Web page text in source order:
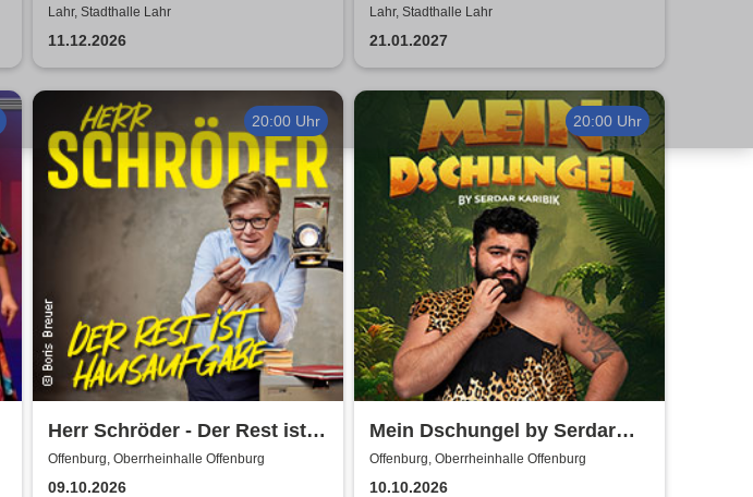
Adventskonzerte 2026 - Solo
Lahr, Stadthalle Lahr
11.12.2026
Theater Liberi
Lahr, Stadthalle Lahr
21.01.2027
20:00 Uhr
Herr Schröder - Der Rest ist
Hausaufgabe
Offenburg, Oberrheinhalle Offenburg
09.10.2026
20:00 Uhr
Mein Dschungel by Serdar
Karibik
Offenburg, Oberrheinhalle Offenburg
10.10.2026